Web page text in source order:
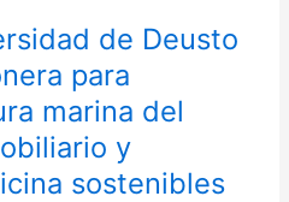
de Deusto
para
marina del
y
sostenibles